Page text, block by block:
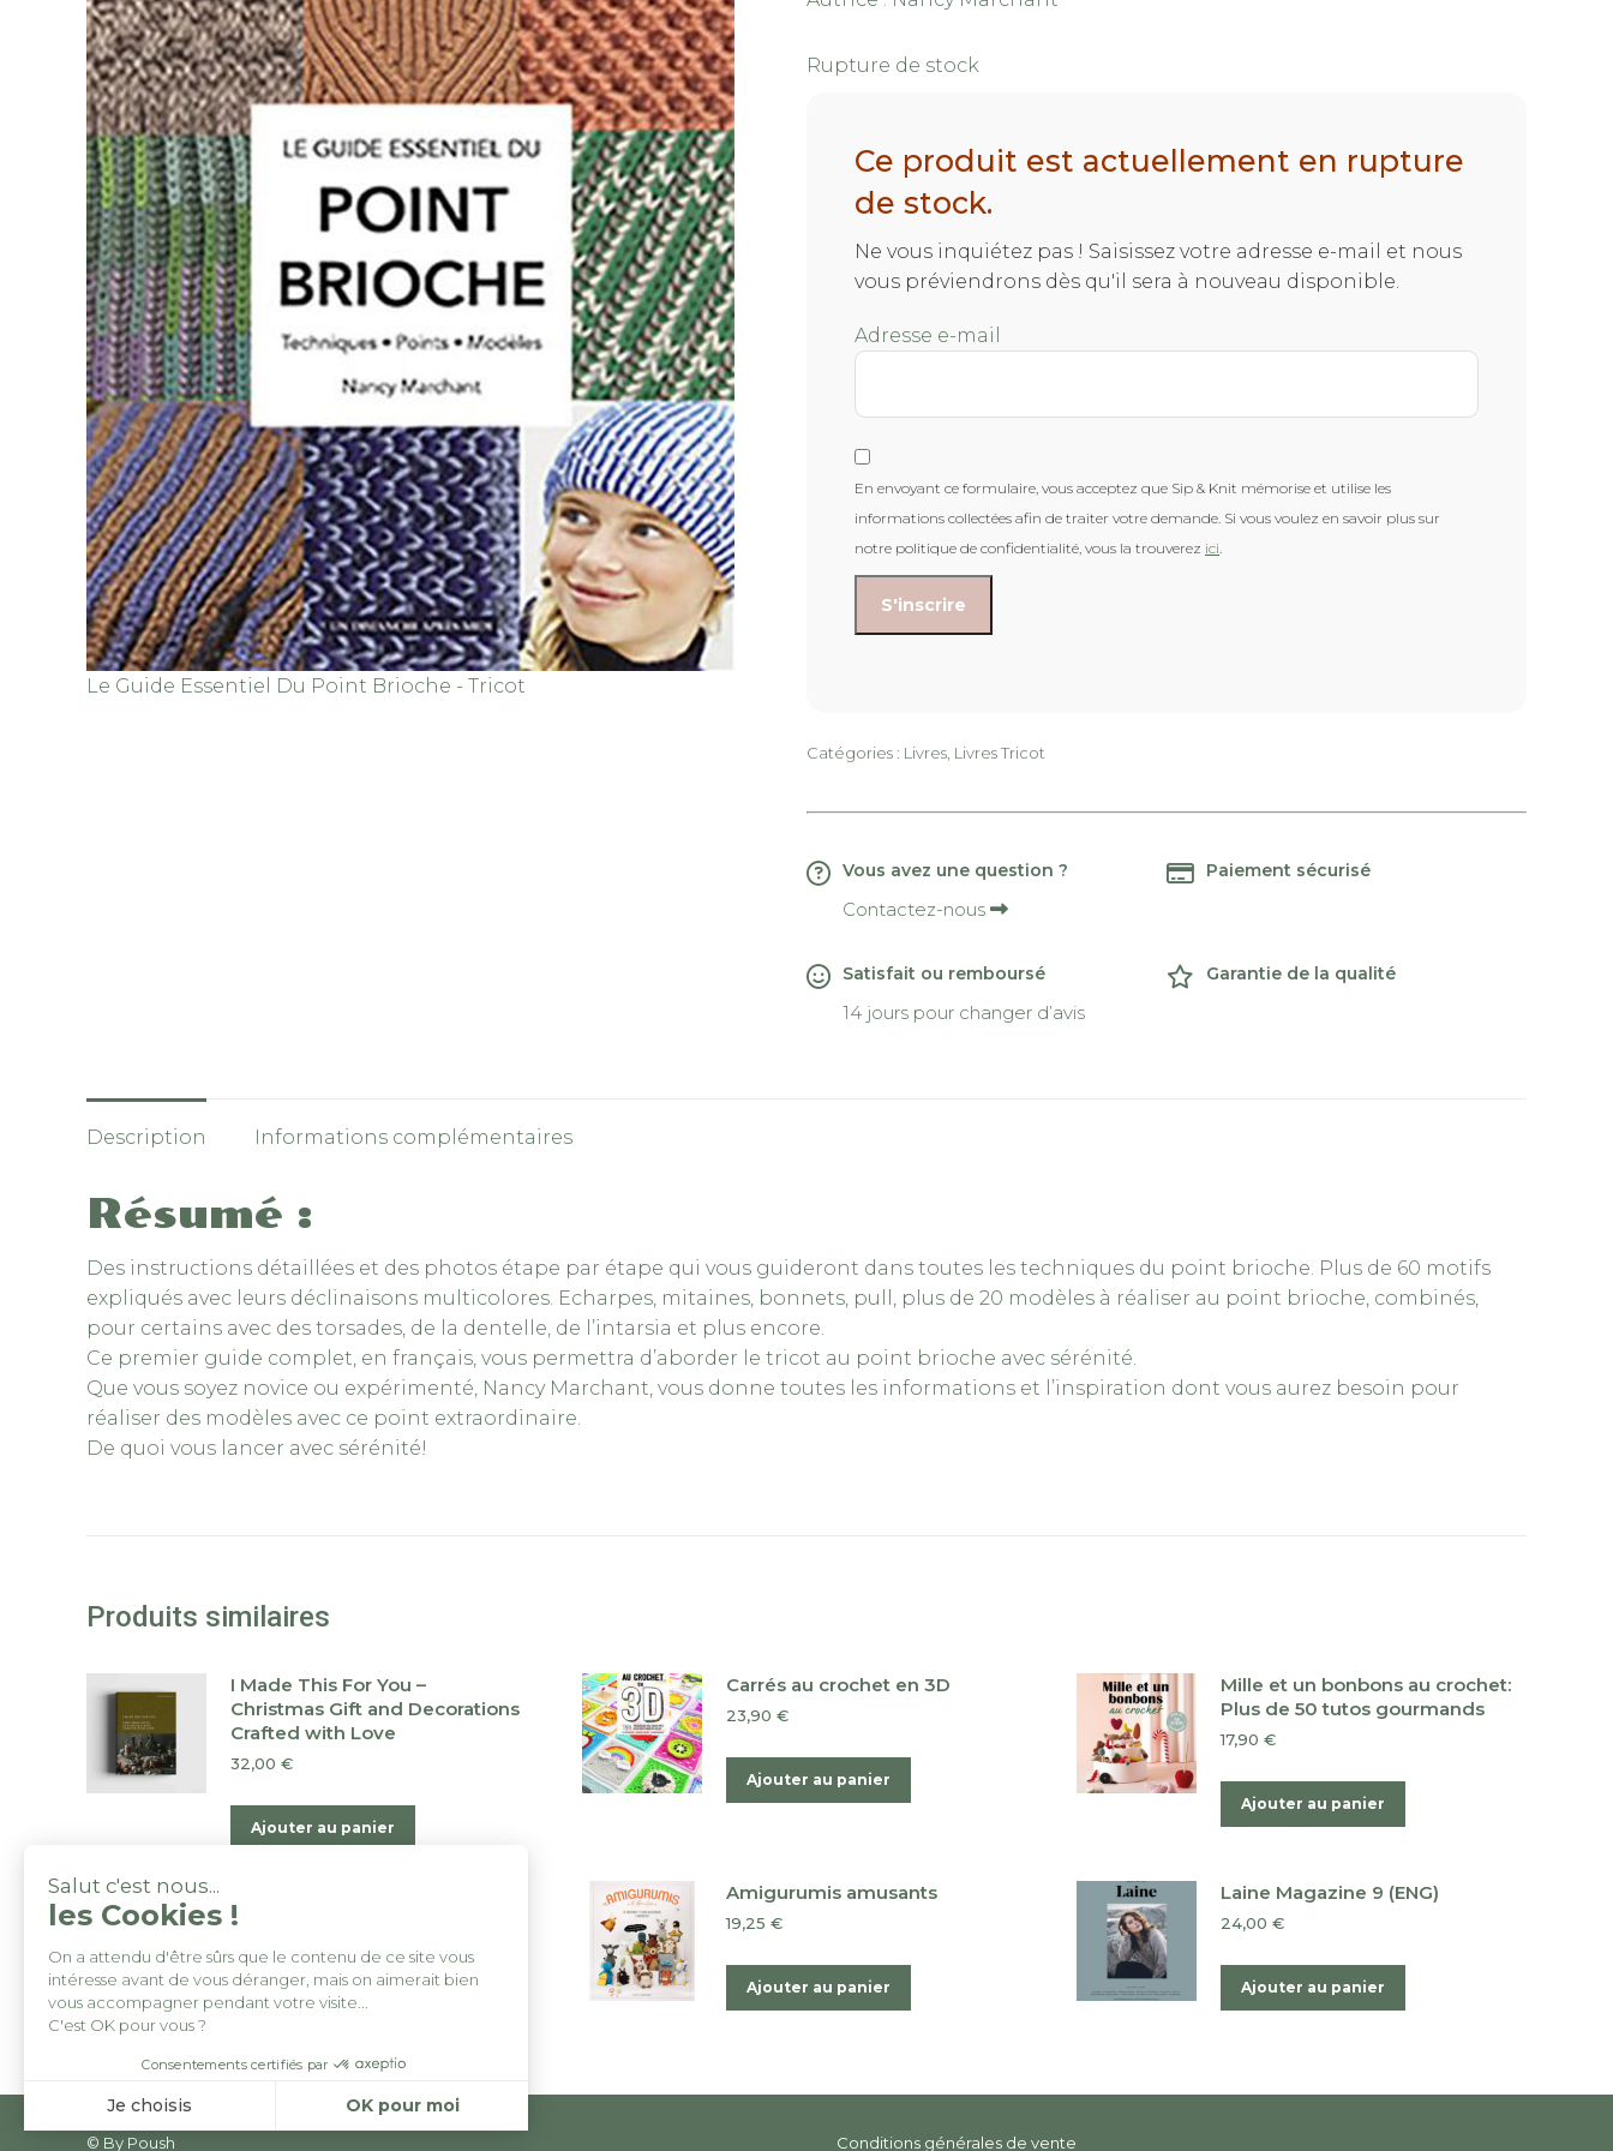
Le Guide Essentiel Du Point Brioche - Tricot
Rupture de stock
Ce produit est actuellement en rupture
de stock.
Ne vous inquiétez pas ! Saisissez votre adresse e-mail et nous
vous préviendrons dès qu'il sera à nouveau disponible.
Adresse e-mail
En envoyant ce formulaire, vous acceptez que Sip & Knit mémorise et utilise les
informations collectées afin de traiter votre demande. Si vous voulez en savoir plus sur
notre politique de confidentialité, vous la trouverez ici.
Catégories : Livres Livres Tricot
Vous avez une question ?
Contactez-nous
Paiement sécurisé
Satisfait ou remboursé
14 jours pour changer d’avis
Garantie de la qualité
Description Informations complémentaires
Résumé :
Des instructions détaillées et des photos étape par étape qui vous guideront dans toutes les techniques du point brioche. Plus de 60 motifs
expliqués avec leurs déclinaisons multicolores. Echarpes, mitaines, bonnets, pull, plus de 20 modèles à réaliser au point brioche, combinés,
pour certains avec des torsades, de la dentelle, de l’intarsia et plus encore.
Ce premier guide complet, en français, vous permettra d’aborder le tricot au point brioche avec sérénité.
Que vous soyez novice ou expérimenté, Nancy Marchant, vous donne toutes les informations et l’inspiration dont vous aurez besoin pour
réaliser des modèles avec ce point extraordinaire.
De quoi vous lancer avec sérénité!
Produits similaires
I Made This For You –
Christmas Gift and Decorations
Crafted with Love
32,00 €
Ajouter au panier
Carrés au crochet en 3D
23,90 €
Ajouter au panier
Mille et un bonbons au crochet:
Plus de 50 tutos gourmands
17,90 €
Ajouter au panier
19,90
Ajouter au panier
Amigurumis amusants
19,25 €
Ajouter au panier
Laine Magazine 9 (ENG)
24,00 €
Ajouter au panier
© By Poush Conditions générales de vente
Salut c'est nous...
les Cookies !
On a attendu d'être sûrs que le contenu de ce site vous
intéresse avant de vous déranger, mais on aimerait bien
vous accompagner pendant votre visite...
C'est OK pour vous ?
Consentements certifiés par
Je choisis OK pour moi
Axeptio consent
Plateforme de Gestion du Consentement : Personnalisez vos Options